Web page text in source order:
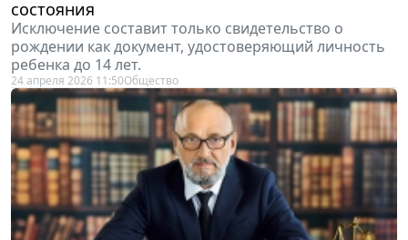
Исключение составит только свидетельство о
рождении как документ, удостоверяющий личность
ребенка до 14 лет.
24 апреля 2026 11:50Общество